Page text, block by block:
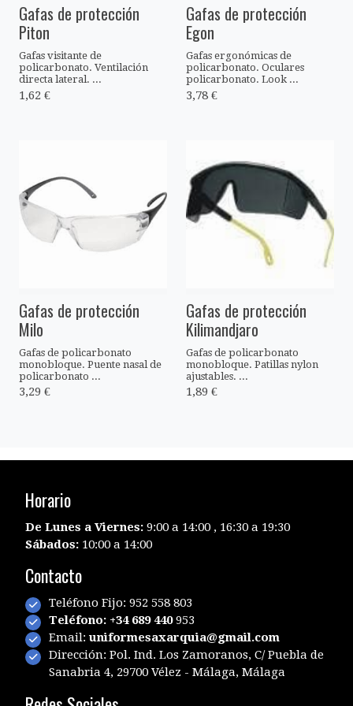
Gafas de protección
Piton
Gafas visitante de
policarbonato. Ventilación
directa lateral. ...
1,62 €
Gafas de protección
Egon
Gafas ergonómicas de
policarbonato. Oculares
policarbonato. Look ...
3,78 €
Gafas de protección
Milo
Gafas de policarbonato
monobloque. Puente nasal de
policarbonato ...
3,29 €
Gafas de protección
Kilimandjaro
Gafas de policarbonato
monobloque. Patillas nylon
ajustables. ...
1,89 €
Horario
De Lunes a Viernes: 9:00 a 14:00 , 16:30 a 19:30
Sábados: 10:00 a 14:00
Contacto
Teléfono Fijo: 952 558 803
Teléfono: +34 689 440953
Email: uniformesaxarquia@gmail.com
Dirección: Pol. Ind. Los Zamoranos, C/ Puebla de
Sanabria 4, 29700 Vélez - Málaga, Málaga